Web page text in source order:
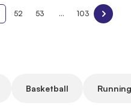
52 53 ... 103
Basketball